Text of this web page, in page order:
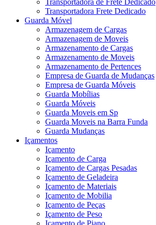
Transportadora de Frete Dedicado
Transportadora Frete Dedicado
Guarda Móvel
Armazenagem de Cargas
Armazenagem de Moveis
Armazenamento de Cargas
Armazenamento de Moveis
Armazenamento de Pertences
Empresa de Guarda de Mudanças
Empresa de Guarda Móveis
Guarda Mobílias
Guarda Móveis
Guarda Moveis em Sp
Guarda Moveis na Barra Funda
Guarda Mudanças
Içamentos
Içamento
Içamento de Carga
Içamento de Cargas Pesadas
Içamento de Geladeira
Içamento de Materiais
Içamento de Mobilia
Içamento de Peças
Içamento de Peso
Içamento de Piano